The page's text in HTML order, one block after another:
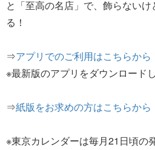
と「至高の名店」で、飾らない
る！
⇒アプリでのご利用はこちらから
※最新版のアプリをダウンロード
⇒紙版をお求めの方はこちらから
※東京カレンダーは毎月21日頃の